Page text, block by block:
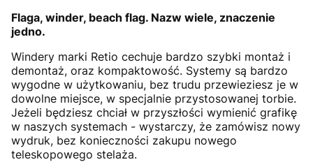
Flaga, winder, beach flag. Nazw wiele, znaczenie
jedno.
Windery marki Retio cechuje bardzo szybki montaż i
demontaż, oraz kompaktowość. Systemy są bardzo
wygodne w użytkowaniu, bez trudu przewieziesz je w
dowolne miejsce, w specjalnie przystosowanej torbie.
Jeżeli będziesz chciał w przyszłości wymienić grafikę
w naszych systemach - wystarczy, że zamówisz nowy
wydruk, bez konieczności zakupu nowego
teleskopowego stelaża.